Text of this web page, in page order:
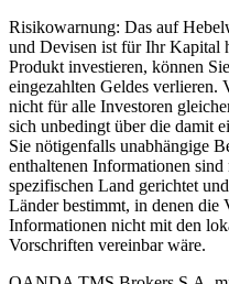
Risikowarnung: Das auf
und Devisen ist für Ihr Kapital
Produkt investieren, können
eingezahlten Geldes verlieren.
nicht für alle Investoren
sich unbedingt über die damit
Sie nötigenfalls unabhängige
enthaltenen Informationen
spezifischen Land gerichtet
Länder bestimmt, in denen die
Informationen nicht mit den
Vorschriften vereinbar wäre.